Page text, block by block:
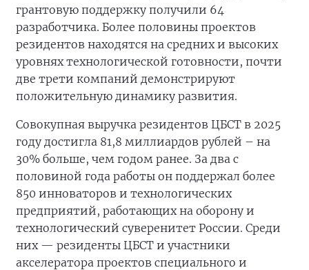
грантовую поддержку получили 64
разработчика. Более половины проектов
резидентов находятся на средних и высоких
уровнях технологической готовности, почти
две трети компаний демонстрируют
положительную динамику развития.
Совокупная выручка резидентов ЦБСТ в 2025
году достигла 81,8 миллиардов рублей – на
30% больше, чем годом ранее. За два с
половиной года работы он поддержал более
850 инноваторов и технологических
предприятий, работающих на оборону и
технологический суверенитет России. Среди
них — резиденты ЦБСТ и участники
акселератора проектов специального и